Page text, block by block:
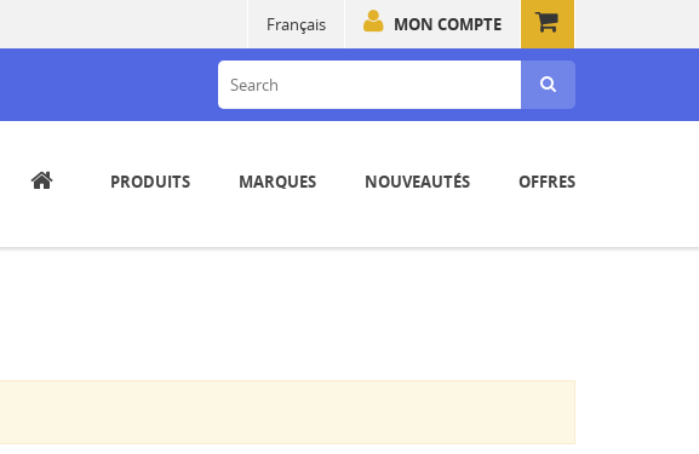
MON COMPTE
Français
PRODUITS MARQUES NOUVEAUTÉS OFFRES